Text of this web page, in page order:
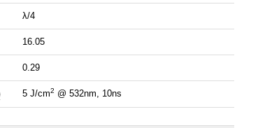
λ/4
16.05
0.29
5 J/cm2 @ 532nm, 10ns